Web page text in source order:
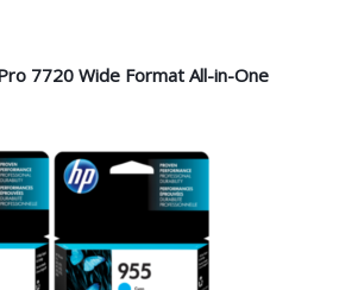
7720 Wide Format All-in-One